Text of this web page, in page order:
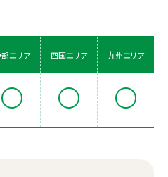
エリア 四国エリア 九州エリア